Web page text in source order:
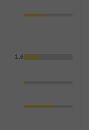
1.6